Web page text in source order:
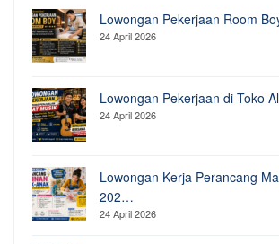
Lowongan Pekerjaan Room
24 April 2026
Lowongan Pekerjaan di Toko
24 April 2026
Lowongan Kerja Perancang
202…
24 April 2026